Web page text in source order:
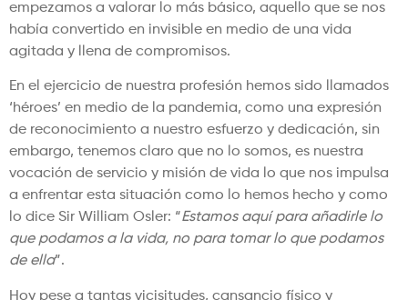
empezamos a valorar lo más básico, aquello que se nos
había convertido en invisible en medio de una vida
agitada y llena de compromisos.
En el ejercicio de nuestra profesión hemos sido llamados
‘héroes’ en medio de la pandemia, como una expresión
de reconocimiento a nuestro esfuerzo y dedicación, sin
embargo, tenemos claro que no lo somos, es nuestra
vocación de servicio y misión de vida lo que nos impulsa
a enfrentar esta situación como lo hemos hecho y como
lo dice Sir William Osler: “Estamos aquí para añadirle lo
que podamos a la vida, no para tomar lo que podamos
de ella”.
Hoy pese a tantas vicisitudes, cansancio físico y